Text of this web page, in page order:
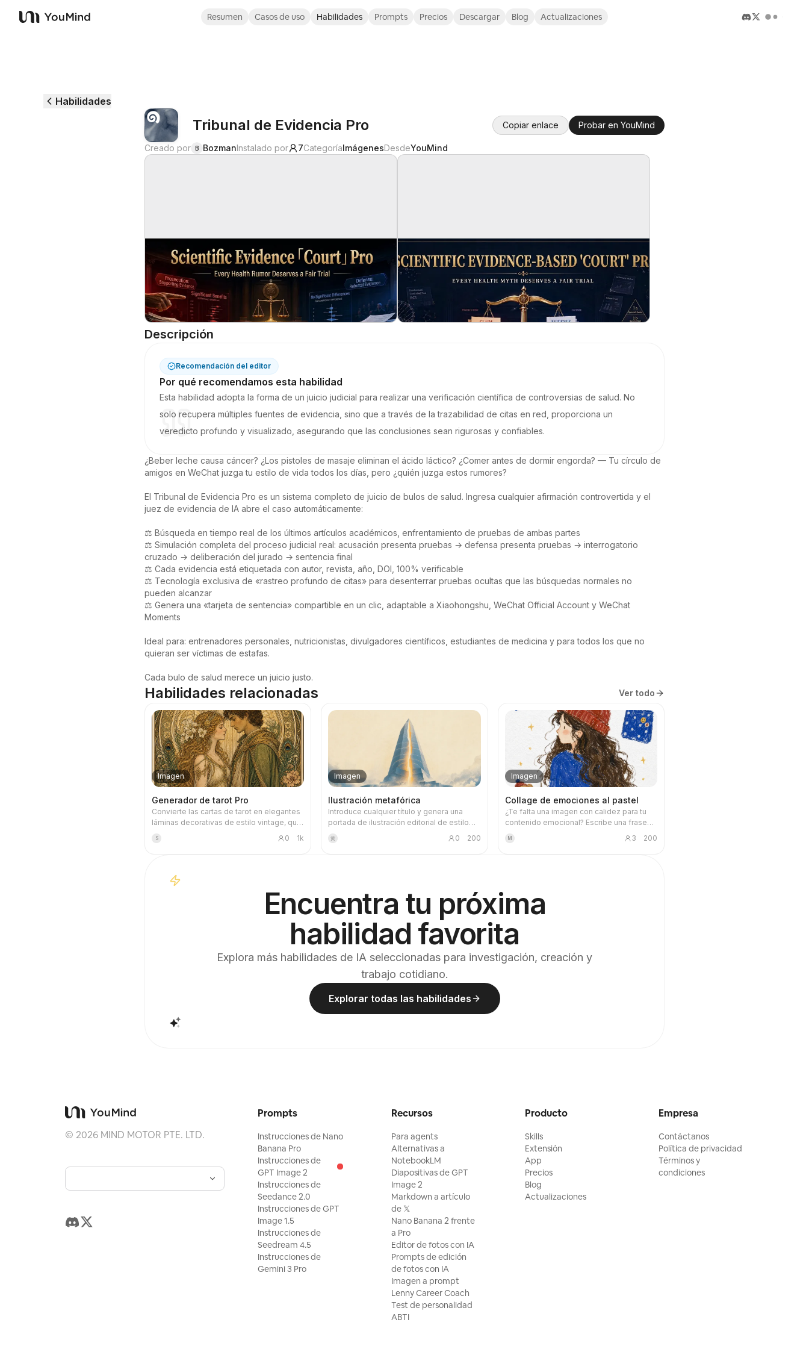
YouMind
Resumen Casos de uso Habilidades Prompts Precios Descargar Blog Actualizaciones
Habilidades
Tribunal de Evidencia Pro Copiar enlace Probar en YouMind
Creado por B BozmanInstalado por 7CategoríaImágenesDesdeYouMind
Descripción
Recomendación del editor
Por qué recomendamos esta habilidad
Esta habilidad adopta la forma de un juicio judicial para realizar una verificación científica de controversias de salud. No
solo recupera múltiples fuentes de evidencia, sino que a través de la trazabilidad de citas en red, proporciona un
veredicto profundo y visualizado, asegurando que las conclusiones sean rigurosas y confiables.
¿Beber leche causa cáncer? ¿Los pistoles de masaje eliminan el ácido láctico? ¿Comer antes de dormir engorda? — Tu círculo de
amigos en WeChat juzga tu estilo de vida todos los días, pero ¿quién juzga estos rumores?
El Tribunal de Evidencia Pro es un sistema completo de juicio de bulos de salud. Ingresa cualquier afirmación controvertida y el
juez de evidencia de IA abre el caso automáticamente:
⚖️ Búsqueda en tiempo real de los últimos artículos académicos, enfrentamiento de pruebas de ambas partes
⚖️ Simulación completa del proceso judicial real: acusación presenta pruebas → defensa presenta pruebas → interrogatorio
cruzado → deliberación del jurado → sentencia final
⚖️ Cada evidencia está etiquetada con autor, revista, año, DOI, 100% verificable
⚖️ Tecnología exclusiva de «rastreo profundo de citas» para desenterrar pruebas ocultas que las búsquedas normales no
pueden alcanzar
⚖️ Genera una «tarjeta de sentencia» compartible en un clic, adaptable a Xiaohongshu, WeChat Official Account y WeChat
Moments
Ideal para: entrenadores personales, nutricionistas, divulgadores científicos, estudiantes de medicina y para todos los que no
quieran ser víctimas de estafas.
Cada bulo de salud merece un juicio justo.
Habilidades relacionadas Ver todo
Imagen
Generador de tarot Pro
Convierte las cartas de tarot en elegantes
láminas decorativas de estilo vintage, que
pueden usarse directamente como fondo
de pantalla del móvil. Indícale tu tema
quieres sacar, y generará imágenes de
tarot con un estilo unificado y un
significado exquisito. Admite el set
IA. Se puede combinar con las tareas
programadas de YouMind para realizar
S 0 1k
Imagen
Ilustración metafórica
Introduce cualquier título y genera una
portada de ilustración editorial de estilo
'metáfora elegante' que responde con
precisión al título: textura de aerografía
cabecera de noticias, podcasts, artículos y
newsletters.
黄 0 200
Imagen
Collage de emociones al pastel
¿Te falta una imagen con calidez para tu
contenido emocional? Escribe una frase
memorable o una emoción y recibe una
ilustración curativa con personajes
M 3 200
Encuentra tu próxima
habilidad favorita
Explora más habilidades de IA seleccionadas para investigación, creación y
trabajo cotidiano.
Explorar todas las habilidades
© 2026MIND MOTOR PTE. LTD.
Prompts
Instrucciones de Nano
Banana Pro
Instrucciones de
GPT Image 2
Instrucciones de
Seedance 2.0
Instrucciones de GPT
Image 1.5
Instrucciones de
Seedream 4.5
Instrucciones de
Gemini 3 Pro
Recursos
Para agents
Alternativas a
NotebookLM
Diapositivas de GPT
Image 2
Markdown a artículo
de 𝕏
Nano Banana 2 frente
a Pro
Editor de fotos con IA
Prompts de edición
de fotos con IA
Imagen a prompt
Lenny Career Coach
Test de personalidad
ABTI
Producto
Skills
Extensión
App
Precios
Blog
Actualizaciones
Empresa
Contáctanos
Política de privacidad
Términos y
condiciones